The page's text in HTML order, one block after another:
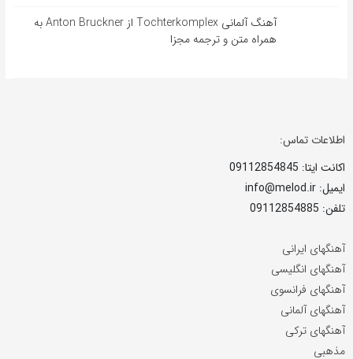
آهنگ آلمانی Tochterkomplex از Anton Bruckner به
همراه متن و ترجمه مجزا
اطلاعات تماس:
اکانت ایتا: 09112854845
ایمیل: info@melod.ir
تلفن: 09112854885
آهنگهای ایرانی
آهنگهای انگلیسی
آهنگهای فرانسوی
آهنگهای آلمانی
آهنگهای ترکی
مذهبی